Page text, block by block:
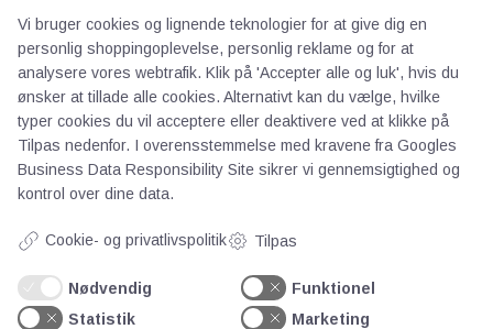
Om os
Priser
Kontakt
Persondata
Videncentre
Teknologisk Institut
Bitva
Vi bruger cookies og lignende teknologier for at give dig en
personlig shoppingoplevelse, personlig reklame og for at
analysere vores webtrafik. Klik på 'Accepter alle og luk', hvis du
ønsker at tillade alle cookies. Alternativt kan du vælge, hvilke
typer cookies du vil acceptere eller deaktivere ved at klikke på
Tilpas nedenfor. I overensstemmelse med kravene fra Googles
Business Data Responsibility Site sikrer vi gennemsigtighed og
kontrol over dine data.
Cookie- og privatlivspolitik Tilpas
Nødvendig
Funktionel
Statistik
Marketing